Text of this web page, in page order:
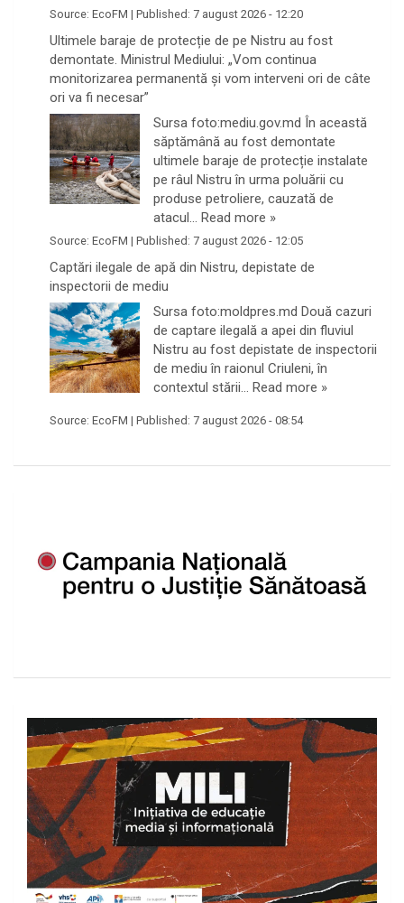
Source: EcoFM | Published: 7 august 2026 - 12:20
Ultimele baraje de protecție de pe Nistru au fost
demontate. Ministrul Mediului: „Vom continua
monitorizarea permanentă și vom interveni ori de câte
ori va fi necesar”
Sursa foto:mediu.gov.md În această
săptămână au fost demontate
ultimele baraje de protecție instalate
pe râul Nistru în urma poluării cu
produse petroliere, cauzată de
atacul… Read more »
Source: EcoFM | Published: 7 august 2026 - 12:05
Captări ilegale de apă din Nistru, depistate de
inspectorii de mediu
Sursa foto:moldpres.md Două cazuri
de captare ilegală a apei din fluviul
Nistru au fost depistate de inspectorii
de mediu în raionul Criuleni, în
contextul stării… Read more »
Source: EcoFM | Published: 7 august 2026 - 08:54